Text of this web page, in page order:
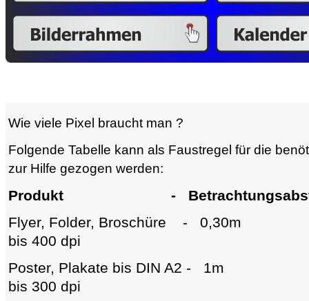
Wie viele Pixel braucht man ?
Folgende Tabelle kann als Faustregel für die
zur Hilfe gezogen werden:
Produkt -
Flyer, Folder, Broschüre -
bis 400 dpi
Poster, Plakate bis DIN A2 -
bis 300 dpi